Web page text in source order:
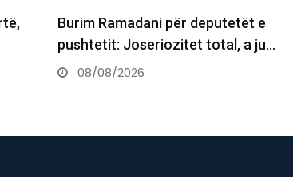
Gruda e citon Kushtetutën: Brenda 30
ditësh duhet të përfundojë…
08/08/2026